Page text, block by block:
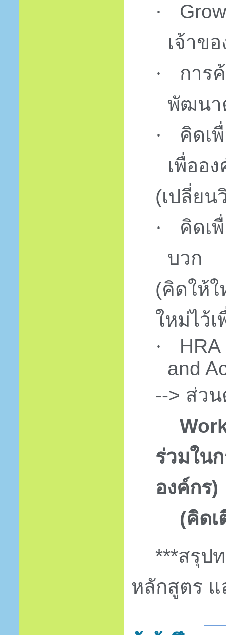
·
เจ้าข
·
การ
พัฒนา
·
คิดเ
เพื่ออ
(เปลี่ยน
·
คิดเ
บวก
(คิดให้
ใหม่ไว้
· HRA
and
--> ส่ว
ร่วมใน
องค์กร)
(คิด
***สรุป
หลักสูตร แ